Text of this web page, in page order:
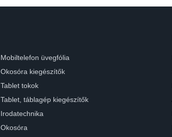
Mobiltelefon üvegfólia
Okosóra kiegészítők
Tablet tokok
Tablet, táblagép kiegészítők
Irodatechnika
Okosóra